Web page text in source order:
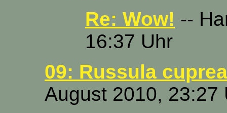
Re: Wow! --
16:37 Uhr
09: Russula
August 2010, 23:27